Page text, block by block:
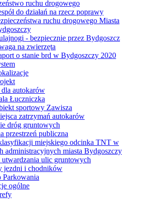
ruchu drogowego
do działań na rzecz poprawy
ruchu drogowego Miasta
- bezpiecznie przez Bydgoszcz
na zwierzęta
o stanie brd w Bydgoszczy 2020
autokarów
Łuczniczka
sportowy Zawisza
zatrzymań autokarów
dróg gruntowych
przestrzeń publiczna
miejskiego odcinka TNT w
administracyjnych miasta Bydgoszczy
utwardzania ulic gruntowych
jezdni i chodników
Parkowania
ogólne